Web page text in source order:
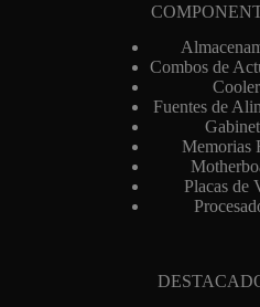
Combos de
Fuentes de
Memorias
Placas de